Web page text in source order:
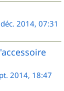
2014, 07:31
2014, 18:47